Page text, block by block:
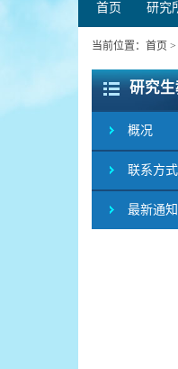
首页 研究
当前位置： 首页 >
研究
概况
联系方式
最新通知